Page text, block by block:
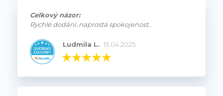
Celkový názor:
Rychlé dodání..naprostá spokojenost..
Ludmila L. 15.04.2025